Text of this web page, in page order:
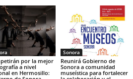
por la mejor
a nivel
en Hermosillo:
Sonora
Reunirá Gobierno de
Sonora a comunidad
museística para fortalecer